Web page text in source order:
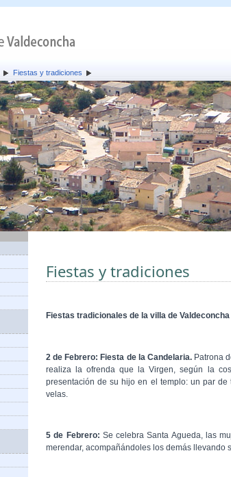
Fiestas y tradiciones
Fiestas y tradiciones
Fiestas tradicionales de la villa de Valdeconcha
2 de Febrero: Fiesta de la Candelaria.Patrona
realiza la ofrenda que la Virgen, según la
presentación de su hijo en el templo: un par
velas.
5 de Febrero: Se celebra Santa Agueda, las
merendar, acompañándoles los demás llevando